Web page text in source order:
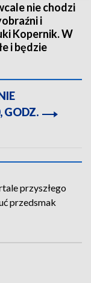
nie chodzi
i
Kopernik. W
i będzie
GODZ.
przyszłego
przedsmak